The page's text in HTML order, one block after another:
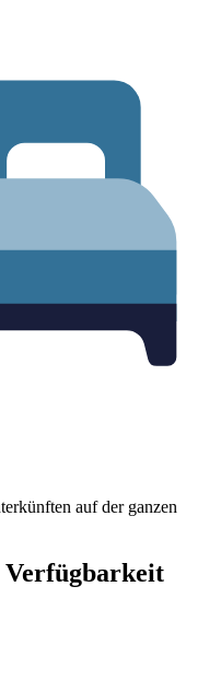
auf der ganzen
Verfügbarkeit